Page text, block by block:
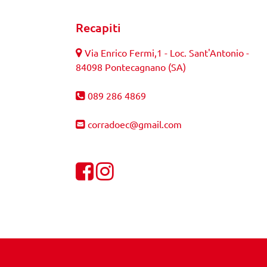
Recapiti
Via Enrico Fermi,1 - Loc. Sant'Antonio -
84098 Pontecagnano (SA)
089 286 4869
corradoec@gmail.com
Visualizza la nostra pagina Facebook
Visualizza il nostro profilo Instagram